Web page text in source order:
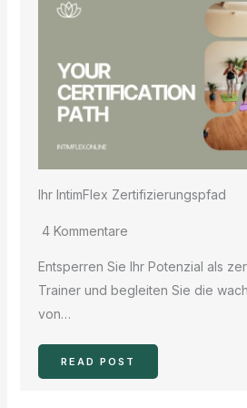
Ihr IntimFlex Zertifizierungspfad
4 Kommentare
Entsperren Sie Ihr Potenzial als
Trainer und begleiten Sie die
von…
READ POST